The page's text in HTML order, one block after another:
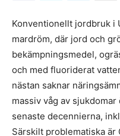
Konventionellt jordbruk i
mardröm, där jord och
bekämpningsmedel,
och med fluoriderat
nästan saknar
massiv våg av
senaste decennierna,
Särskilt problematiska